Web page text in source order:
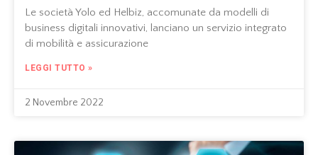
Le società Yolo ed Helbiz, accomunate da modelli di
business digitali innovativi, lanciano un servizio integrato
di mobilità e assicurazione
LEGGI TUTTO »
2 Novembre 2022